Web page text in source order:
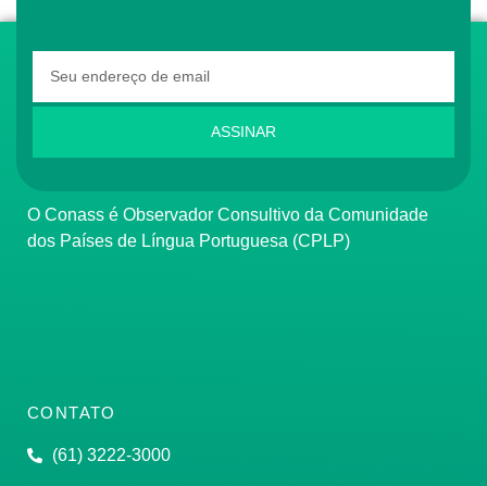
ASSINAR
O Conass é Observador Consultivo da Comunidade
dos Países de Língua Portuguesa (CPLP)
CONTATO
(61) 3222-3000